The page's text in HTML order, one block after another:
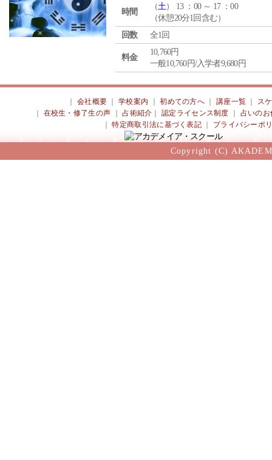
時間
（土） 13 ：00 ～ 17 ：00
（休憩20分1回含む）
回数
全1回
料金
10,760円
一般10,760円/入学者9,680円
会社概要 ｜学校案内 ｜初めての方へ 講座一覧
ス
在校生・修了生の声 ｜占術紹介 ｜認定ライセンス制度
占いのお
｜特定商取引法に基づく表記 プライバシーポ
Copyright (C)